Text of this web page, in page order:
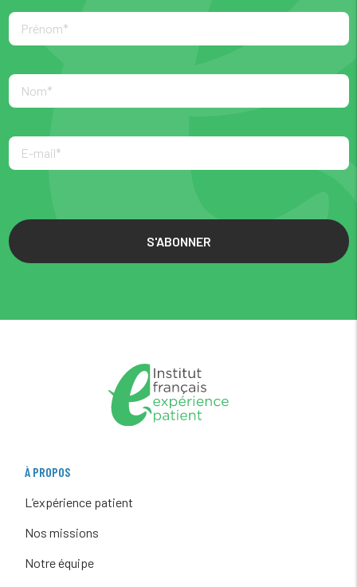
S'ABONNER
À PROPOS
L’expérience patient
Nos missions
Notre équipe